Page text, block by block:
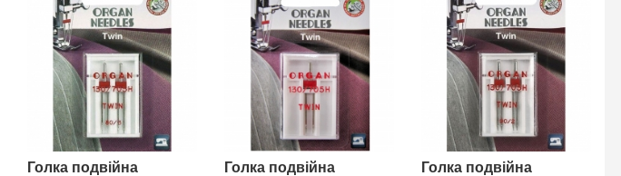
Голка подвійна
Голка подвійна
Голка подвійна